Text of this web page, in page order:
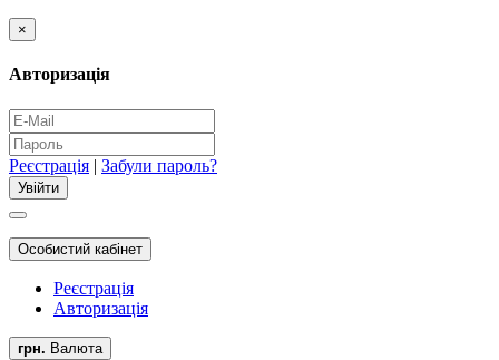
×
Авторизація
Реєстрація | Забули пароль?
Особистий кабінет
Реєстрація
Авторизація
грн. Валюта